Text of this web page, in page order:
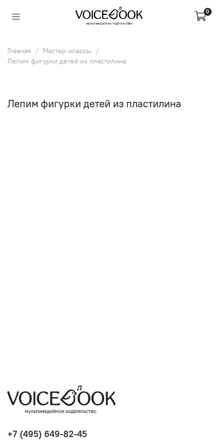
0
Главная
Мастер-классы
Лепим фигурки детей из пластилина
Лепим фигурки детей из пластилина
+7 (495) 649-82-45